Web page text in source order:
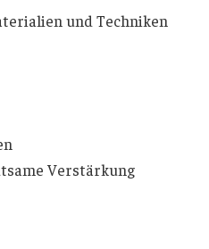
und Techniken
Verstärkung